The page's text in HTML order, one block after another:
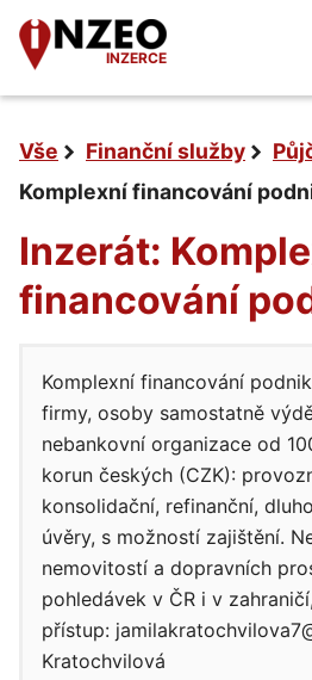
INZERCE
Vše Finanční služby
Komplexní financování
Inzerát:
financování
Komplexní financování
firmy, osoby samostatně
nebankovní organizace od
korun českých (CZK):
konsolidační, refinanční,
úvěry, s možností zajištění.
nemovitostí a dopravních
pohledávek v ČR i v
přístup:
Kratochvilová